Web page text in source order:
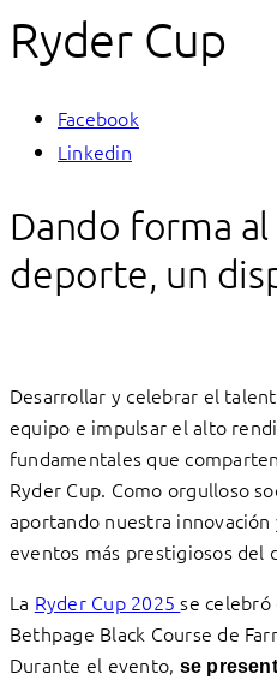
Ryder Cup
Facebook
Linkedin
Dando forma
deporte, un
Desarrollar y celebrar el
equipo e impulsar el alto
fundamentales que
Ryder Cup. Como orgulloso
aportando nuestra
eventos más prestigiosos del
La Ryder Cup 2025se
Bethpage Black Course de
Durante el evento, se